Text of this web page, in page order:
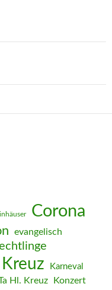
Corona
evangelisch
Kreuz Karneval
Hl. Kreuz Konzert